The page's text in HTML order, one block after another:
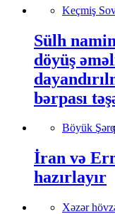
Keçmiş
Sülh
döyüş
bərpası
Böyük
İran və
hazırlayır
Xəzər